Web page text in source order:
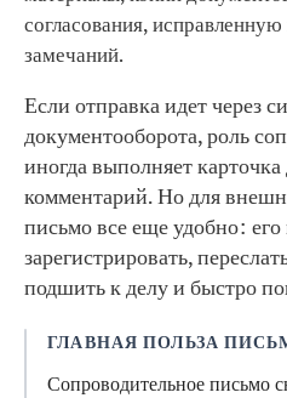
согласования,
замечаний.
Если отправка идет через
документооборота, роль
иногда выполняет
комментарий. Но для
письмо все еще удобно:
зарегистрировать,
подшить к делу и быстро
ГЛАВНАЯ ПОЛЬЗА
Сопроводительное письмо